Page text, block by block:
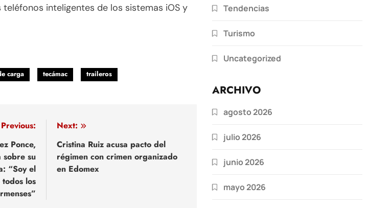
inteligentes de los sistemas iOS y
carga tecámac traileros
Previous:
Ponce,
sobre su
“Soy el
los
Next:
Cristina Ruiz acusa pacto del
régimen con crimen organizado
en Edomex
Tendencias
Turismo
Uncategorized
ARCHIVO
agosto 2026
julio 2026
junio 2026
mayo 2026